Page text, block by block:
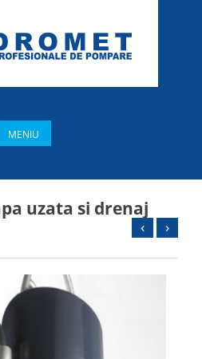
MENIU
uzata si drenaj
‹ ›